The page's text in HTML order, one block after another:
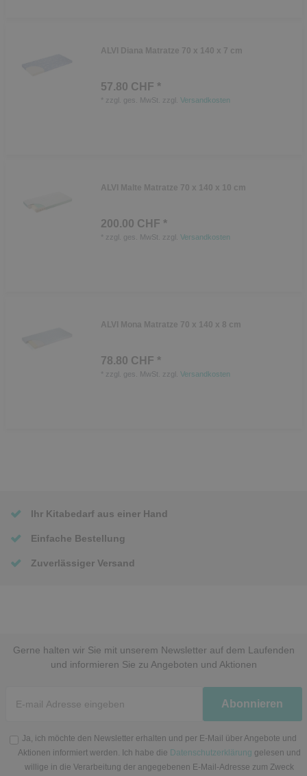
ALVI Diana Matratze 70 x 140 x 7 cm
57.80 CHF *
zzgl. ges. MwSt. zzgl. Versandkosten
ALVI Malte Matratze 70 x 140 x 10 cm
200.00 CHF *
zzgl. ges. MwSt. zzgl. Versandkosten
ALVI Mona Matratze 70 x 140 x 8 cm
78.80 CHF *
zzgl. ges. MwSt. zzgl. Versandkosten
Ihr Kitabedarf aus einer Hand
Einfache Bestellung
Zuverlässiger Versand
Gerne halten wir Sie mit unserem Newsletter auf dem Laufenden
und informieren Sie zu Angeboten und Aktionen
Honig
Abonnieren
Ja, ich möchte den Newsletter erhalten und per E-Mail über Angebote und
Aktionen informiert werden. Ich habe die Datenschutzerklärung gelesen und
willige in die Verarbeitung der angegebenen E-Mail-Adresse zum Zweck